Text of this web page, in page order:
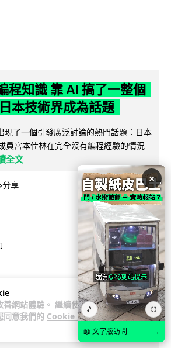
網站體驗。 繼續使用
同意我們的 Cookie 政
程知識 靠 AI 搞了一整個
本技術界成為話題
現了一個引發廣泛討論的熱門話題：日本
員宮本佳林在完全沒有編程經驗的情況
全文
分享
迷 自製紙皮遙控巴士 門,
時GPS報站
×
🎵 ⛶
📖 文字版訪問 →